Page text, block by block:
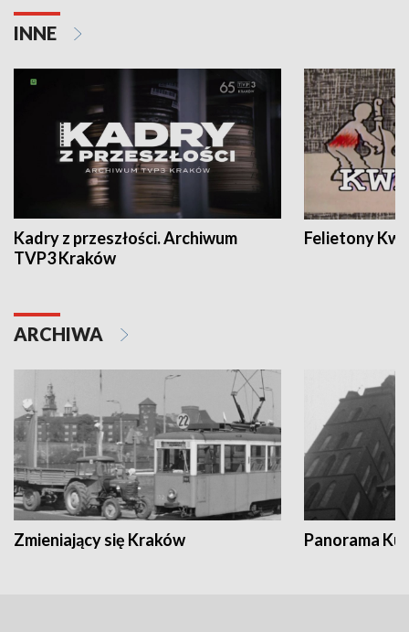
INNE
Kadry z przeszłości. Archiwum
TVP3 Kraków
Felietony
ARCHIWA
Zmieniający się Kraków Panorama